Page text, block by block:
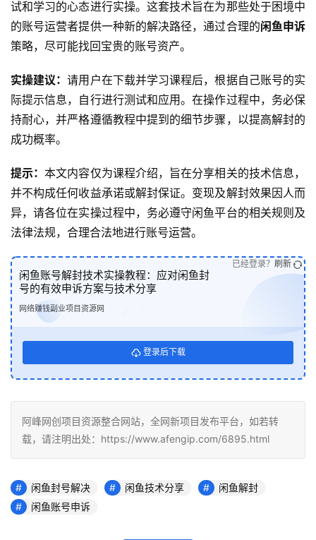
试和学习的心态进行实操。这套技术旨在为那些处于困境中
的账号运营者提供一种新的解决路径，通过合理的闲鱼申诉
策略，尽可能找回宝贵的账号资产。
实操建议：请用户在下载并学习课程后，根据自己账号的实
际提示信息，自行进行测试和应用。在操作过程中，务必保
持耐心，并严格遵循教程中提到的细节步骤，以提高解封的
成功概率。
提示：本文内容仅为课程介绍，旨在分享相关的技术信息，
并不构成任何收益承诺或解封保证。变现及解封效果因人而
异，请各位在实操过程中，务必遵守闲鱼平台的相关规则及
法律法规，合理合法地进行账号运营。
闲鱼账号解封技术实操教程：应对闲鱼封
号的有效申诉方案与技术分享
网络赚钱副业项目资源网
登录后下载
已经登录？ 刷新
阿峰网创项目资源整合网站，全网新项目发布平台，如若转
载，请注明出处：https://www.afengip.com/6895.html
闲鱼封号解决 闲鱼技术分享
闲鱼解封
闲鱼账号申诉